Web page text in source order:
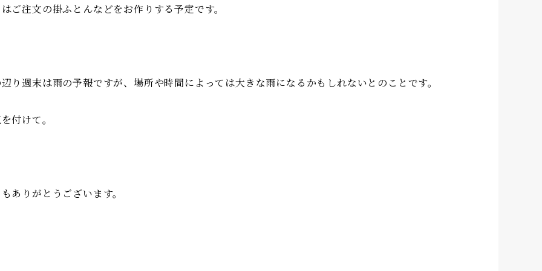
ご注文の掛ふとんなどをお作りする予定です。
辺り週末は雨の予報ですが、場所や時間によっては大きな雨になるかもしれないとのことです。
付けて。
ありがとうございます。